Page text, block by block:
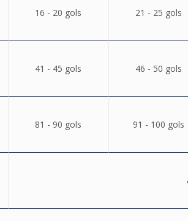
16 - 20 gols 21 - 25 gols
41 - 45 gols 46 - 50 gols
81 - 90 gols 91 - 100 gols